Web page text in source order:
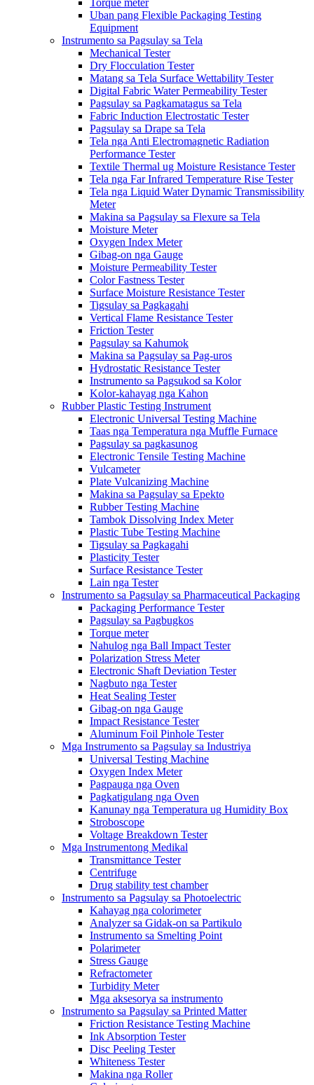
Torque meter
Uban pang Flexible Packaging Testing
Equipment
Instrumento sa Pagsulay sa Tela
Mechanical Tester
Dry Flocculation Tester
Matang sa Tela Surface Wettability Tester
Digital Fabric Water Permeability Tester
Pagsulay sa Pagkamatagus sa Tela
Fabric Induction Electrostatic Tester
Pagsulay sa Drape sa Tela
Tela nga Anti Electromagnetic Radiation
Performance Tester
Textile Thermal ug Moisture Resistance Tester
Tela nga Far Infrared Temperature Rise Tester
Tela nga Liquid Water Dynamic Transmissibility
Meter
Makina sa Pagsulay sa Flexure sa Tela
Moisture Meter
Oxygen Index Meter
Gibag-on nga Gauge
Moisture Permeability Tester
Color Fastness Tester
Surface Moisture Resistance Tester
Tigsulay sa Pagkagahi
Vertical Flame Resistance Tester
Friction Tester
Pagsulay sa Kahumok
Makina sa Pagsulay sa Pag-uros
Hydrostatic Resistance Tester
Instrumento sa Pagsukod sa Kolor
Kolor-kahayag nga Kahon
Rubber Plastic Testing Instrument
Electronic Universal Testing Machine
Taas nga Temperatura nga Muffle Furnace
Pagsulay sa pagkasunog
Electronic Tensile Testing Machine
Vulcameter
Plate Vulcanizing Machine
Makina sa Pagsulay sa Epekto
Rubber Testing Machine
Tambok Dissolving Index Meter
Plastic Tube Testing Machine
Tigsulay sa Pagkagahi
Plasticity Tester
Surface Resistance Tester
Lain nga Tester
Instrumento sa Pagsulay sa Pharmaceutical Packaging
Packaging Performance Tester
Pagsulay sa Pagbugkos
Torque meter
Nahulog nga Ball Impact Tester
Polarization Stress Meter
Electronic Shaft Deviation Tester
Nagbuto nga Tester
Heat Sealing Tester
Gibag-on nga Gauge
Impact Resistance Tester
Aluminum Foil Pinhole Tester
Mga Instrumento sa Pagsulay sa Industriya
Universal Testing Machine
Oxygen Index Meter
Pagpauga nga Oven
Pagkatigulang nga Oven
Kanunay nga Temperatura ug Humidity Box
Stroboscope
Voltage Breakdown Tester
Mga Instrumentong Medikal
Transmittance Tester
Centrifuge
Drug stability test chamber
Instrumento sa Pagsulay sa Photoelectric
Kahayag nga colorimeter
Analyzer sa Gidak-on sa Partikulo
Instrumento sa Smelting Point
Polarimeter
Stress Gauge
Refractometer
Turbidity Meter
Mga aksesorya sa instrumento
Instrumento sa Pagsulay sa Printed Matter
Friction Resistance Testing Machine
Ink Absorption Tester
Disc Peeling Tester
Whiteness Tester
Makina nga Roller